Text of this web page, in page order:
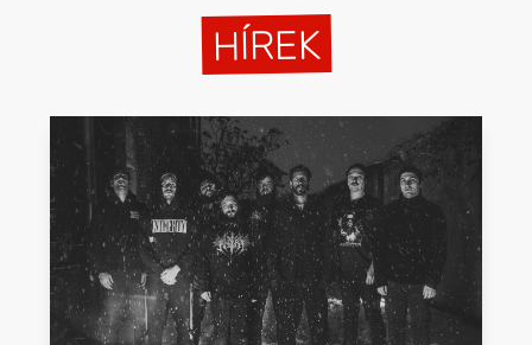
INTERJÚK
PREMIEREK
KULT
MÁSVILÁG
HÍREK